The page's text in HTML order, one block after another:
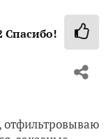
Спасибо!
отфильтровываю